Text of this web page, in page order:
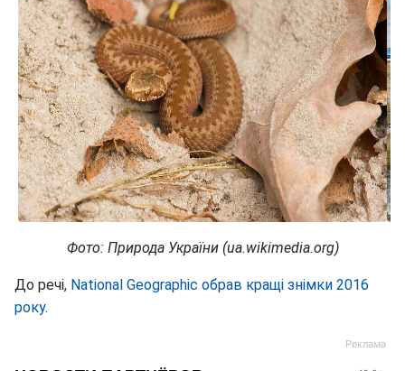
Фото: Природа України (ua.wikimedia.org)
До речі, National Geographic обрав кращі знімки 2016
року.